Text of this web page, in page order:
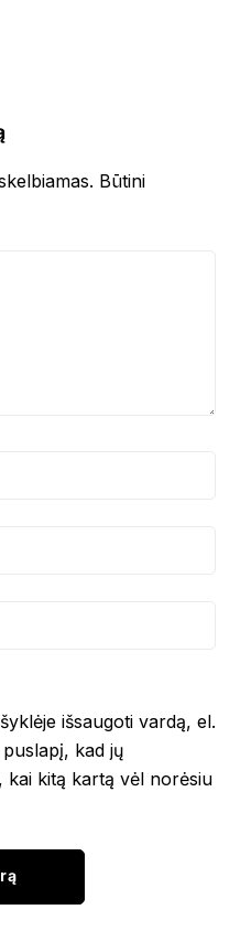
Būtini
išsaugoti vardą, el.
kad jų
kai kitą kartą vėl norėsiu